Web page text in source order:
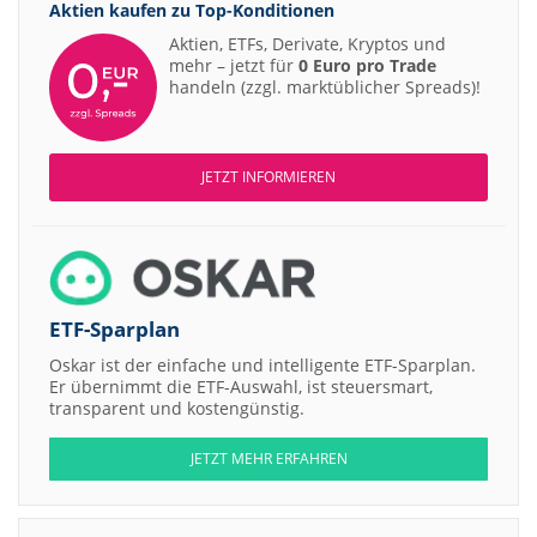
Scout24 Kaufen
07.08.26
Allianz Hold
07.08.26
Merck Market-Perform
07.08.26
Allianz Sector Perform
RATIONAL Buy
07.08.26
07.08.26
Daimler Truck Buy
07.08.26
Airbus Hold
07.08.26
Münchener Rückversicherungs-Gesellschaft Neutral
07.08.26
IONOS Neutral
07.08.26
Allianz Neutral
UBS AG
Aktien kaufen zu Top-Konditionen
Aktien, ETFs, Derivate, Kryptos und
mehr – jetzt für 0 Euro pro Trade
handeln (zzgl. marktüblicher Spreads)!
JETZT INFORMIEREN
ETF-Sparplan
Oskar ist der einfache und intelligente ETF-Sparplan.
Er übernimmt die ETF-Auswahl, ist steuersmart,
transparent und kostengünstig.
JETZT MEHR ERFAHREN